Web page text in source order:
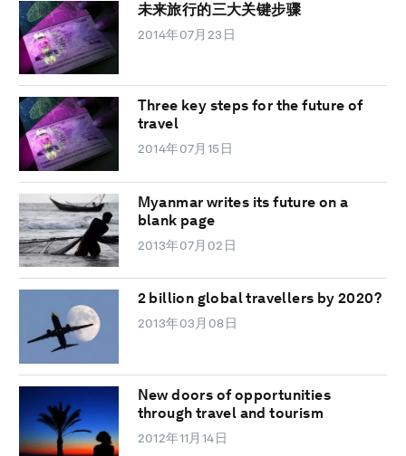
未来旅行的三大关键步骤
2014年07月23日
Three key steps for the future of
travel
2014年07月15日
Myanmar writes its future on a
blank page
2013年07月02日
2 billion global travellers by 2020?
2013年03月08日
New doors of opportunities
through travel and tourism
2012年11月14日